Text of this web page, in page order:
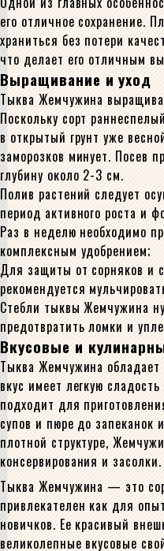
его отличное сохранение.
храниться без потери
что делает его отличным
Выращивание и уход
Тыква Жемчужина
Поскольку сорт
в открытый грунт уже
заморозков минует. Посев
глубину около 2-3 см.
Полив растений следует
период активного роста и
Раз в неделю необходимо
комплексным удобрением;
Для защиты от сорняков и
рекомендуется
Стебли тыквы Жемчужина
предотвратить ломки и
Вкусовые и
Тыква Жемчужина
вкус имеет легкую
подходит для
супов и пюре до запеканок
плотной структуре,
консервирования и засолки.
Тыква Жемчужина — это
привлекателен как для
новичков. Ее красивый
великолепные вкусовые